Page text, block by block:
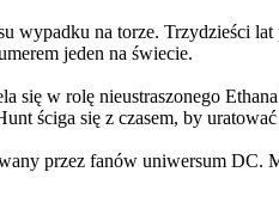
na torze. Trzydzieści
jeden na świecie.
w rolę nieustraszonego
ściga się z czasem, by
przez fanów uniwersum DC.